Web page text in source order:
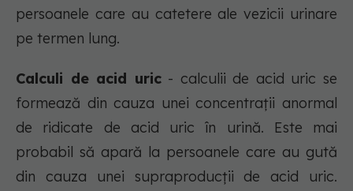
persoanele care au catetere ale vezicii urinare
pe termen lung.
Calculi de acid uric- calculii de acid uric se
formează din cauza unei concentrații anormal
de ridicate de acid uric în urină. Este mai
probabil să apară la persoanele care au gută
din cauza unei supraproducții de acid uric.